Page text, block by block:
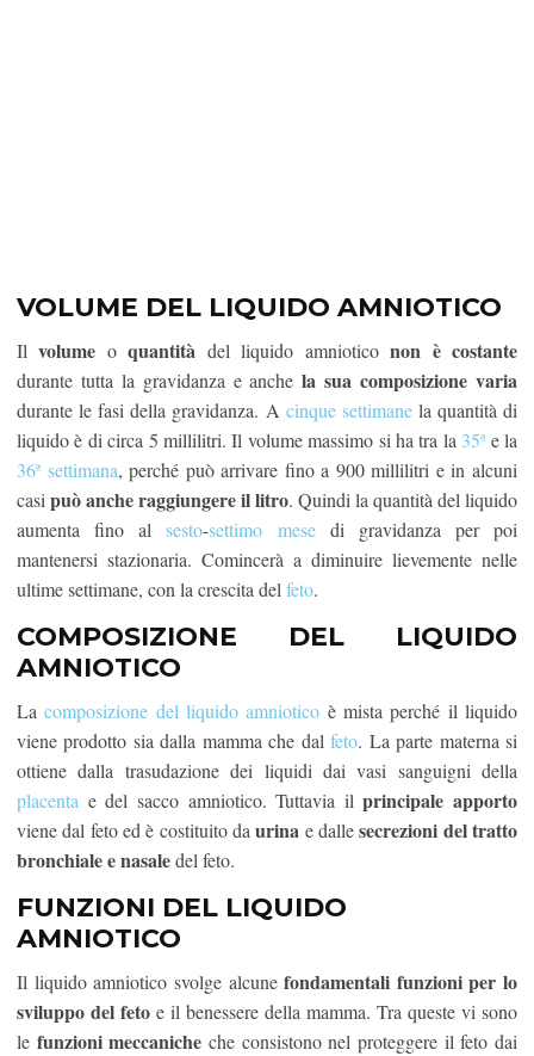
VOLUME DEL LIQUIDO AMNIOTICO
Ilvolume oquantità del liquido amnioticonon è costante
durante tutta la gravidanza e anchela sua composizione varia
durante le fasi della gravidanza. A cinque settimanela quantità di
liquido è di circa 5 millilitri. Il volume massimo si ha tra la 35ª e la
36ª settimana, perché può arrivare fino a 900 millilitri e in alcuni
casi può anche raggiungere il litro. Quindi la quantità del liquido
aumenta fino alsesto-settimo mesedi gravidanza per poi
mantenersi stazionaria. Comincerà a diminuire lievemente nelle
ultime settimane, con la crescita del feto.
COMPOSIZIONE DEL LIQUIDO
AMNIOTICO
Lacomposizione del liquido amniotico è mista perché il liquido
viene prodotto sia dalla mamma che dalfeto. La parte materna si
ottiene dalla trasudazione dei liquidi dai vasi sanguigni della
placenta e del sacco amniotico. Tuttavia ilprincipale apporto
viene dal feto ed è costituito daurina e dallesecrezioni del tratto
bronchiale e nasaledel feto.
FUNZIONI DEL LIQUIDO
AMNIOTICO
Il liquido amniotico svolge alcunefondamentali funzioni per lo
sviluppo del feto e il benessere della mamma. Tra queste vi sono
le funzioni meccaniche che consistono nel proteggere il feto dai